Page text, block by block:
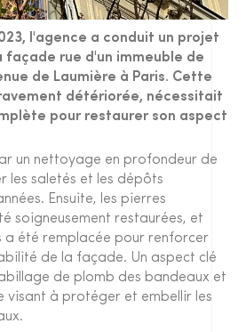
l'agence a conduit un projet
façade rue d'un immeuble de
de Laumière à Paris. Cette
détériorée, nécessitait
pour restaurer son aspect
un nettoyage en profondeur de
les saletés et les dépôts
Ensuite, les pierres
soigneusement restaurées, et
a été remplacée pour renforcer
de la façade. Un aspect clé
de plomb des bandeaux et
visant à protéger et embellir les